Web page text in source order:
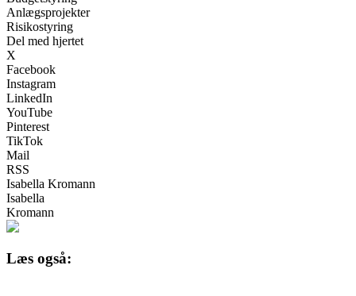
Anlægsprojekter
Risikostyring
Del med hjertet
X
Facebook
Instagram
LinkedIn
YouTube
Pinterest
TikTok
Mail
RSS
Isabella Kromann
Isabella
Kromann
Læs også: